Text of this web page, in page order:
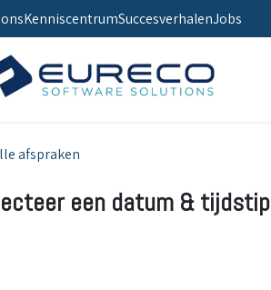
KenniscentrumSuccesverhalenJobs
afspraken
een datum & tijdstip